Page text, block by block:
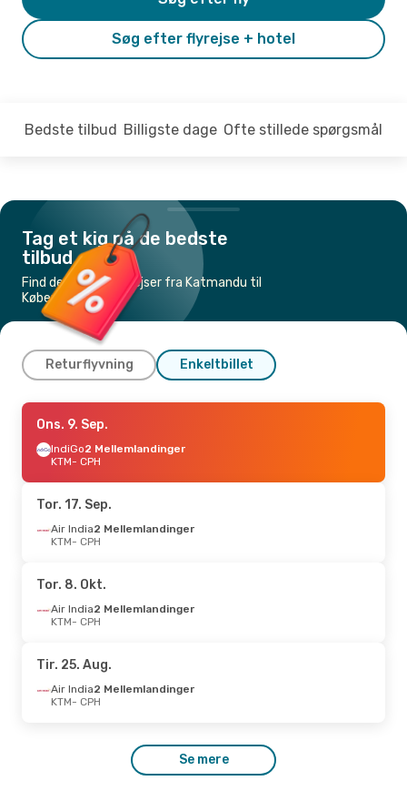
Søg efter flyrejse + hotel
Bedste tilbud Billigste dage Ofte stillede spørgsmål
Tag et kig på de bedste
tilbud
Find de billigste flyrejser fra Katmandu til
København
Returflyvning Enkeltbillet
Lør. 29. Aug.
Qatar Airways
1 Mellemlanding
Qatar Airways
1 Mellemlanding
CPH - KTM
Air India2 Mellemlandinger
KTM- CPH
IndiGo2 Mellemlandinger
CPH - KTM
Ons. 30. Sep.
Emirates1 Mellemlanding
KTM - CPH
Ons. 9. Sep.
IndiGo2 Mellemlandinger
KTM- CPH
Tor. 17. Sep.
Air India2 Mellemlandinger
KTM- CPH
Tor. 8. Okt.
Air India2 Mellemlandinger
KTM- CPH
Tir. 25. Aug.
Air India2 Mellemlandinger
KTM- CPH
Se mere